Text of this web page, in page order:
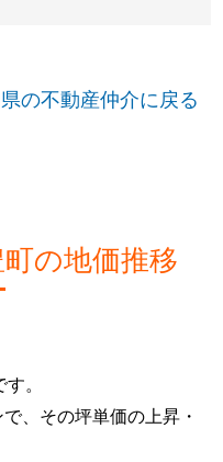
の不動産仲介に戻る
の地価推移
。
、その坪単価の上昇・